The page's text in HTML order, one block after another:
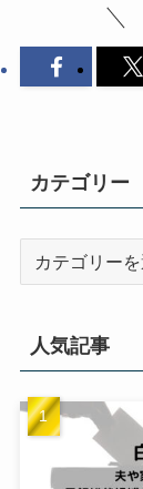
カテゴリー
ー
人気記事